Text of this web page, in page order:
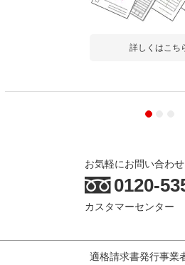
詳しくはこち
お気軽にお問い合わせ
0120-
カスタマーセンター
適格請求書発行事業